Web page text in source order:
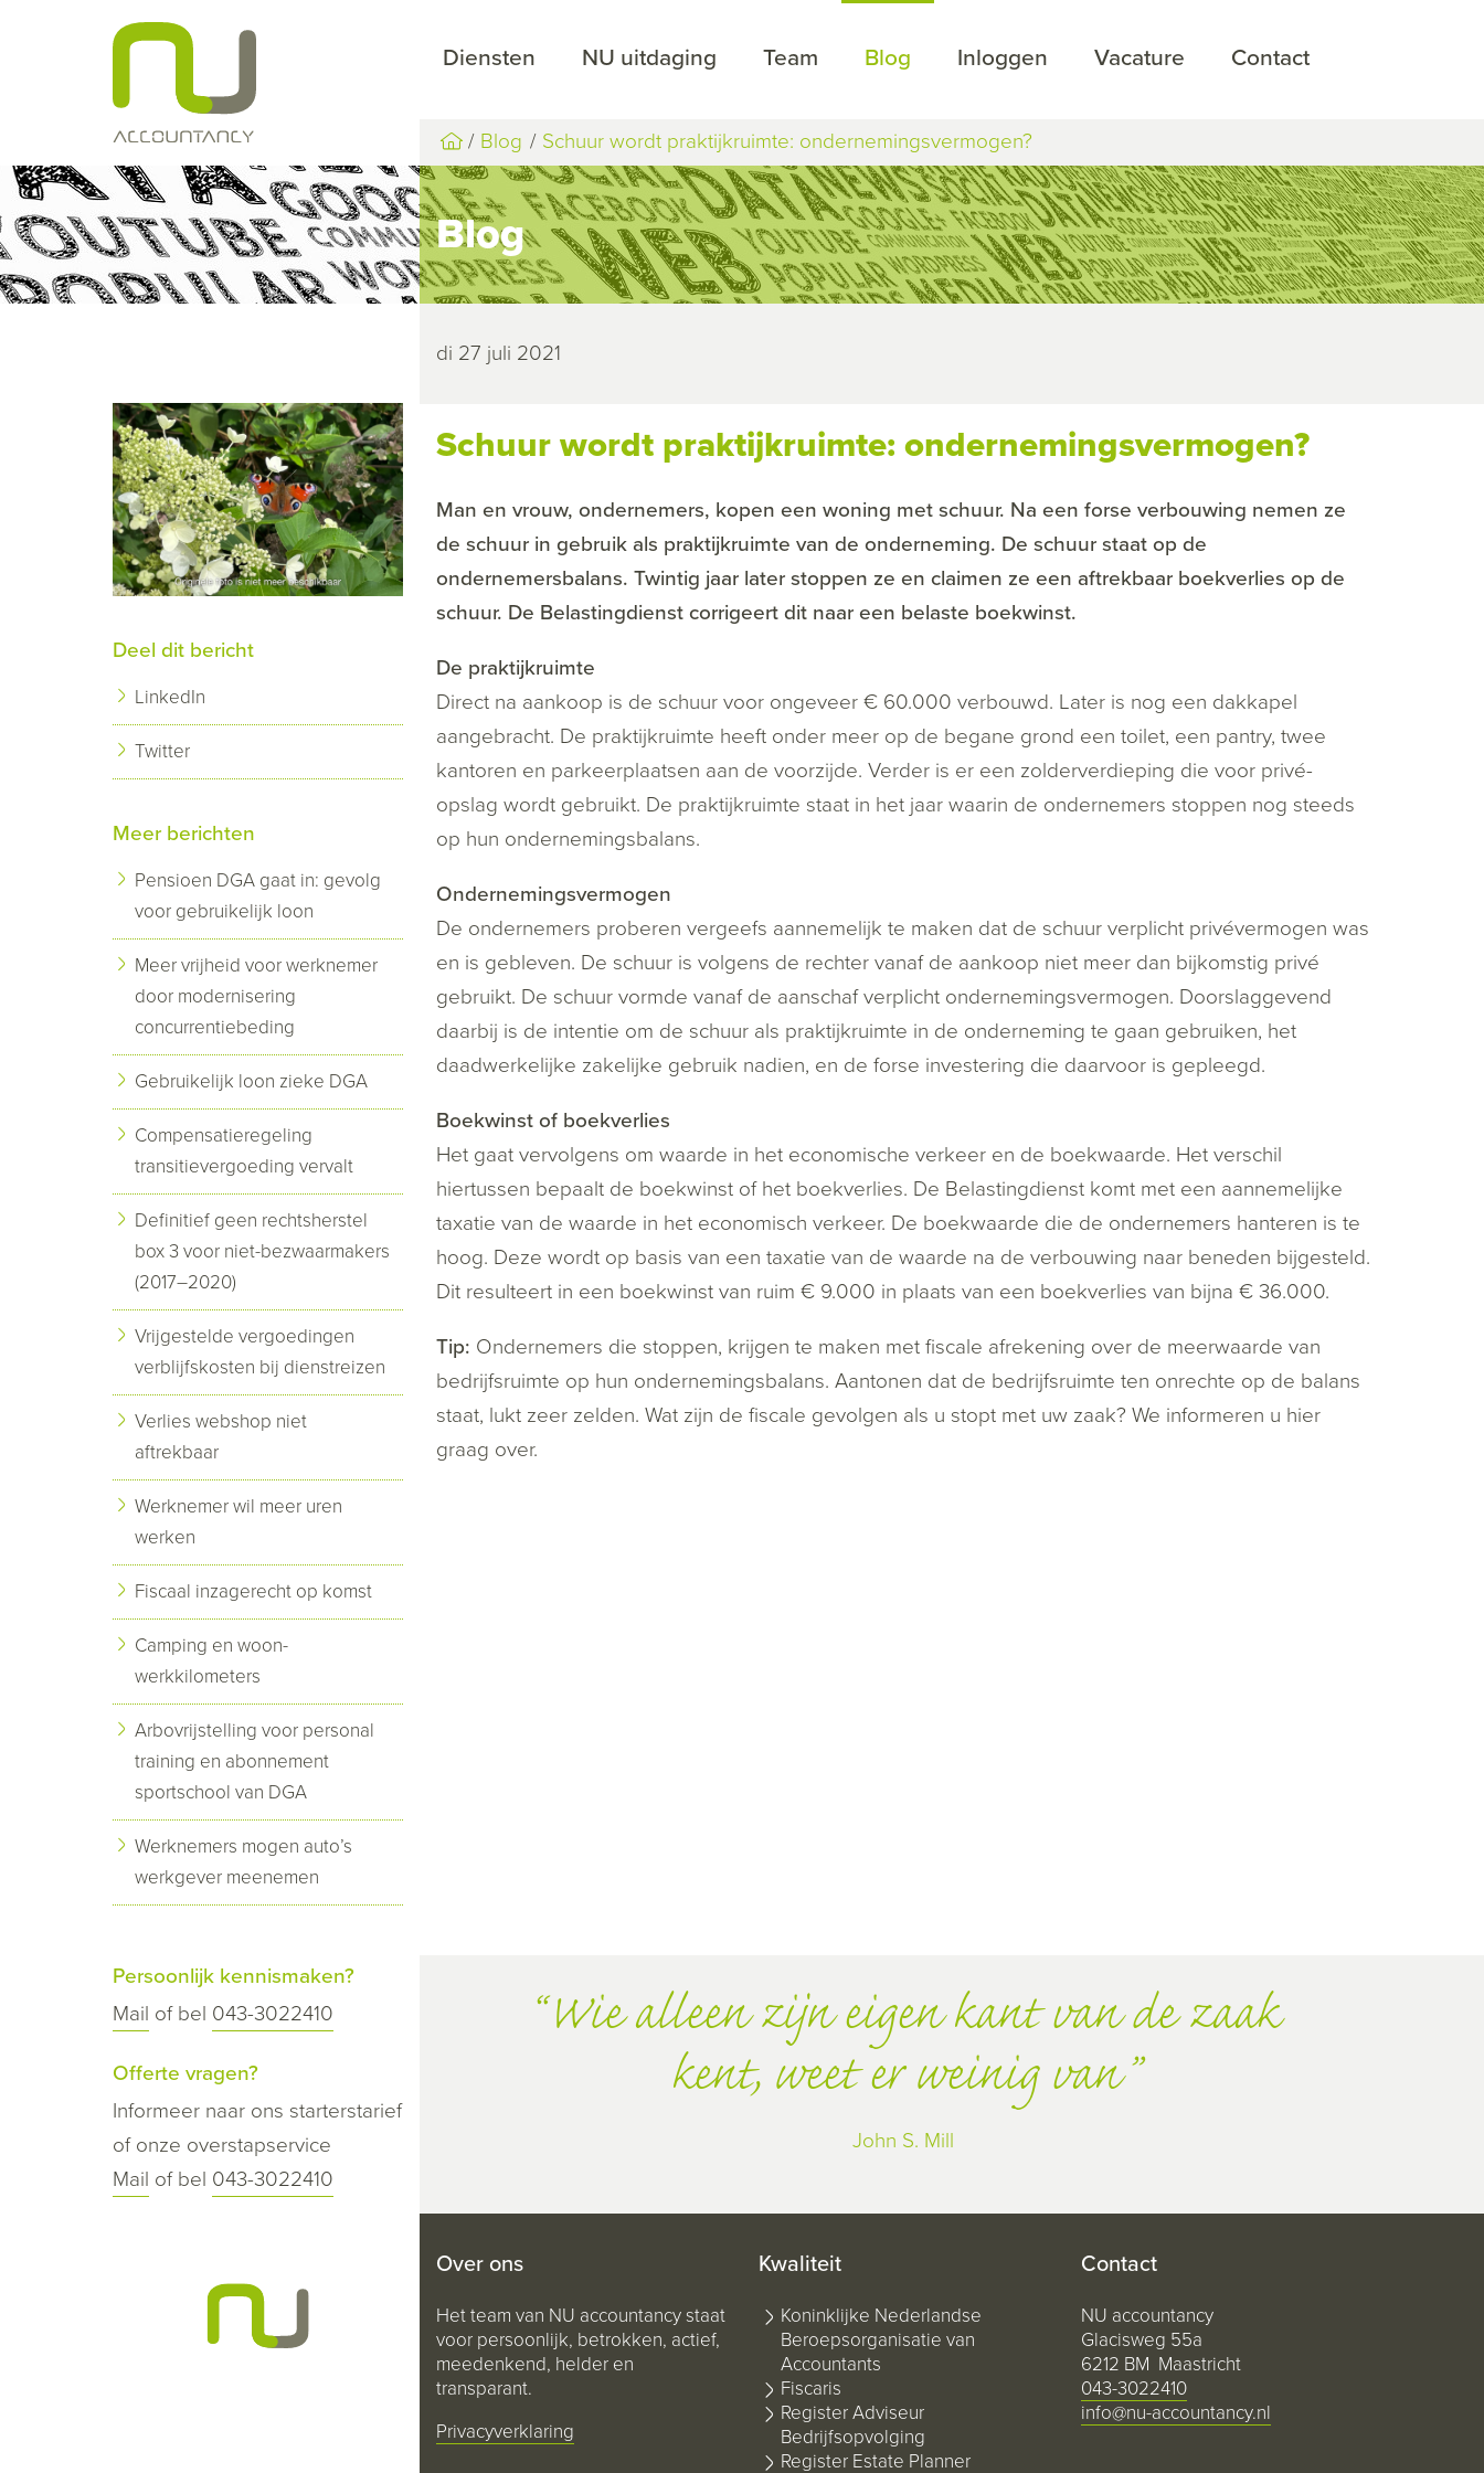
Diensten NU uitdaging Team Blog Inloggen Vacature Contact
Blog Schuur wordt praktijkruimte: ondernemingsvermogen?
Blog
di 27 juli 2021
Schuur wordt praktijkruimte: ondernemingsvermogen?
Man en vrouw, ondernemers, kopen een woning met schuur. Na een forse verbouwing nemen ze
de schuur in gebruik als praktijkruimte van de onderneming. De schuur staat op de
ondernemersbalans. Twintig jaar later stoppen ze en claimen ze een aftrekbaar boekverlies op de
schuur. De Belastingdienst corrigeert dit naar een belaste boekwinst.
De praktijkruimte
Direct na aankoop is de schuur voor ongeveer € 60.000 verbouwd. Later is nog een dakkapel
aangebracht. De praktijkruimte heeft onder meer op de begane grond een toilet, een pantry, twee
kantoren en parkeerplaatsen aan de voorzijde. Verder is er een zolderverdieping die voor privé-
opslag wordt gebruikt. De praktijkruimte staat in het jaar waarin de ondernemers stoppen nog steeds
op hun ondernemingsbalans.
Ondernemingsvermogen
De ondernemers proberen vergeefs aannemelijk te maken dat de schuur verplicht privévermogen was
en is gebleven. De schuur is volgens de rechter vanaf de aankoop niet meer dan bijkomstig privé
gebruikt. De schuur vormde vanaf de aanschaf verplicht ondernemingsvermogen. Doorslaggevend
daarbij is de intentie om de schuur als praktijkruimte in de onderneming te gaan gebruiken, het
daadwerkelijke zakelijke gebruik nadien, en de forse investering die daarvoor is gepleegd.
Boekwinst of boekverlies
Het gaat vervolgens om waarde in het economische verkeer en de boekwaarde. Het verschil
hiertussen bepaalt de boekwinst of het boekverlies. De Belastingdienst komt met een aannemelijke
taxatie van de waarde in het economisch verkeer. De boekwaarde die de ondernemers hanteren is te
hoog. Deze wordt op basis van een taxatie van de waarde na de verbouwing naar beneden bijgesteld.
Dit resulteert in een boekwinst van ruim € 9.000 in plaats van een boekverlies van bijna € 36.000.
Tip: Ondernemers die stoppen, krijgen te maken met fiscale afrekening over de meerwaarde van
bedrijfsruimte op hun ondernemingsbalans. Aantonen dat de bedrijfsruimte ten onrechte op de balans
staat, lukt zeer zelden. Wat zijn de fiscale gevolgen als u stopt met uw zaak? We informeren u hier
graag over.
Deel dit bericht
LinkedIn
Twitter
Meer berichten
Pensioen DGA gaat in: gevolg
voor gebruikelijk loon
Meer vrijheid voor werknemer
door modernisering
concurrentiebeding
Gebruikelijk loon zieke DGA
Compensatieregeling
transitievergoeding vervalt
Definitief geen rechtsherstel
box 3 voor niet-bezwaarmakers
(2017–2020)
Vrijgestelde vergoedingen
verblijfskosten bij dienstreizen
Verlies webshop niet
aftrekbaar
Werknemer wil meer uren
werken
Fiscaal inzagerecht op komst
Camping en woon-
werkkilometers
Arbovrijstelling voor personal
training en abonnement
sportschool van DGA
Werknemers mogen auto’s
werkgever meenemen
Persoonlijk kennismaken?
Mail of bel 043-3022410
Offerte vragen?
Informeer naar ons starterstarief
of onze overstapservice
Mail of bel 043-3022410
Wie alleen zijn eigen kant van de zaak
kent, weet er weinig van
John S. Mill
Over ons
Het team van NU accountancy staat
voor persoonlijk, betrokken, actief,
meedenkend, helder en
transparant.
Privacyverklaring
Kwaliteit
Koninklijke Nederlandse
Beroepsorganisatie van
Accountants
Fiscaris
Register Adviseur
Bedrijfsopvolging
Register Estate Planner
Contact
NU accountancy
Glacisweg 55a
6212 BM Maastricht
043-3022410
info@nu-accountancy.nl